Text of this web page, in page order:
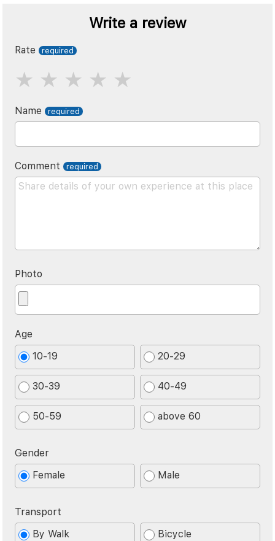
Write a review
Rate
Name
Comment
Photo
Age
10-19
20-29
30-39 40-49
50-59 above 60
Gender
Female
Male
Transport
By Walk
Bicycle